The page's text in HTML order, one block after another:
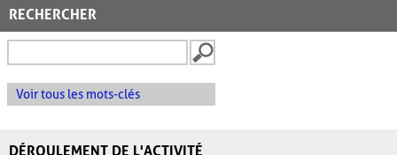
RECHERCHER
Voir tous les mots-clés
DÉROULEMENT DE L'ACTIVITÉ